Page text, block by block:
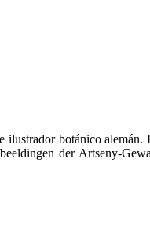
botánico alemán.
der Artseny-